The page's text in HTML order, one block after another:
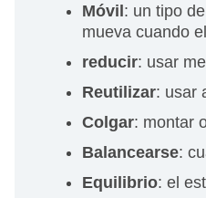
Móvil: un tipo
mueva cuando
reducir: usar
Reutilizar: usar
Colgar: montar
Balancearse:
Equilibrio: el